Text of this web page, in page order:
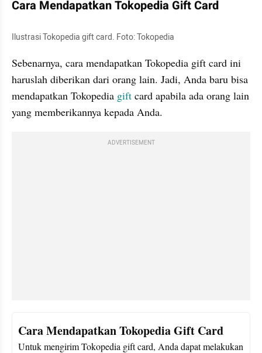
Cara Mendapatkan Tokopedia Gift Card
Ilustrasi Tokopedia gift card. Foto: Tokopedia
Sebenarnya, cara mendapatkan Tokopedia gift card ini
haruslah diberikan dari orang lain. Jadi, Anda baru bisa
mendapatkan Tokopedia gift card apabila ada orang lain
yang memberikannya kepada Anda.
ADVERTISEMENT
Cara Mendapatkan Tokopedia Gift Card
Untuk mengirim Tokopedia gift card, Anda dapat melakukan